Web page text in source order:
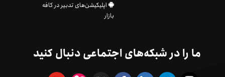
اپلیکیشن‌های تدبیر در کافه
بازار
ما را در شبکه‌های اجتماعی دنبال کنید